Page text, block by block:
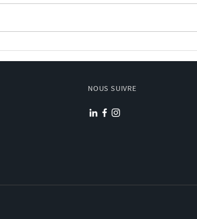
dote de sa propre visite
NOUS SUIVRE